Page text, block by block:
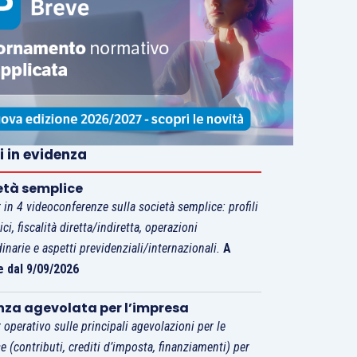
in evidenza
semplice
in 4 videoconferenze sulla società semplice: profili
fiscalità diretta/indiretta, operazioni
e aspetti previdenziali/internazionali.A
dal 9/09/2026
agevolata per l’impresa
operativo sulle principali agevolazioni per le
(contributi, crediti d’imposta, finanziamenti) per